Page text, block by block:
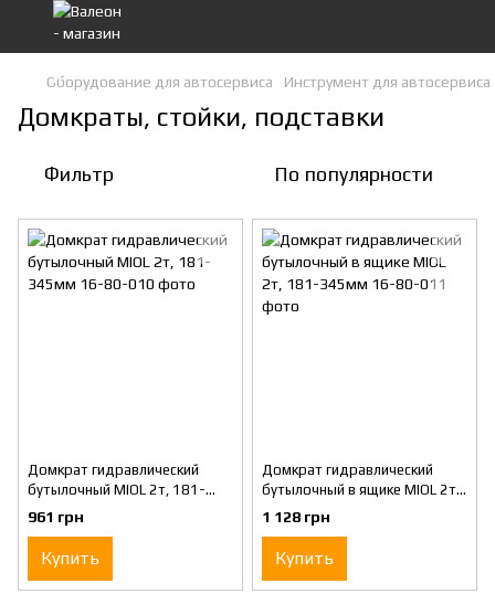
Оборудование для автосервиса Инструмент для автосервиса
Домкраты, стойки, подставки
Фильтр По популярности
Домкрат гидравлический
бутылочный MIOL 2т, 181-
345мм
961 грн
Купить
Домкрат гидравлический
бутылочный в ящике MIOL 2т,
181-345мм
1 128 грн
Купить